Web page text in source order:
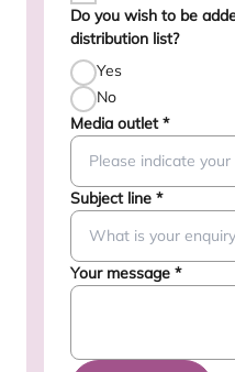
Do you wish to be
distribution list?
Yes
No
Media outlet*
Subject line *
Your message *